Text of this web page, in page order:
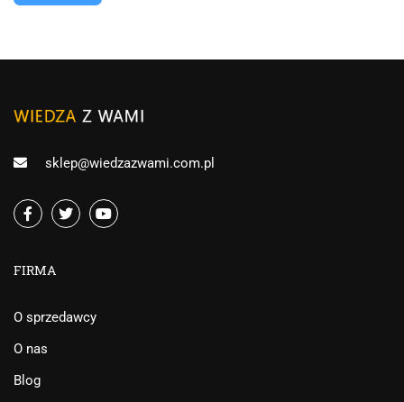
sklep@wiedzazwami.com.pl
FIRMA
O sprzedawcy
O nas
Blog